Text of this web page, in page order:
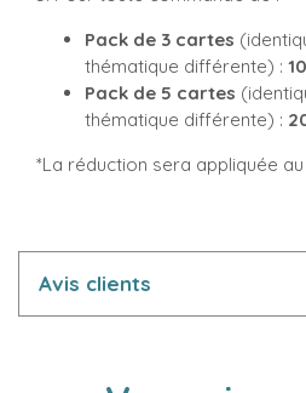
Pack de 3 cartes
thématique différente) :
Pack de 5 cartes
thématique différente) :
*La réduction sera appliquée au
Avis clients